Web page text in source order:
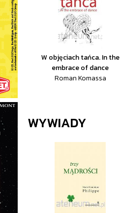
W objęciach tańca. In the
embrace of dance
Roman Komassa
WYWIADY